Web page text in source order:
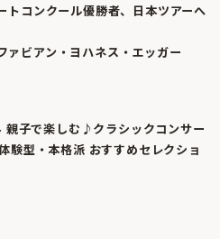
トコンクール優勝者、日本ツアーへ
ァビアン・ヨハネス・エッガー
親子で楽しむ♪クラシックコンサー
験型・本格派 おすすめセレクショ